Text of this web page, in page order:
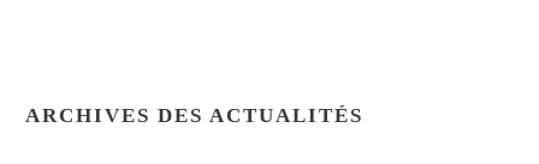
ARCHIVES DES ACTUALITÉS